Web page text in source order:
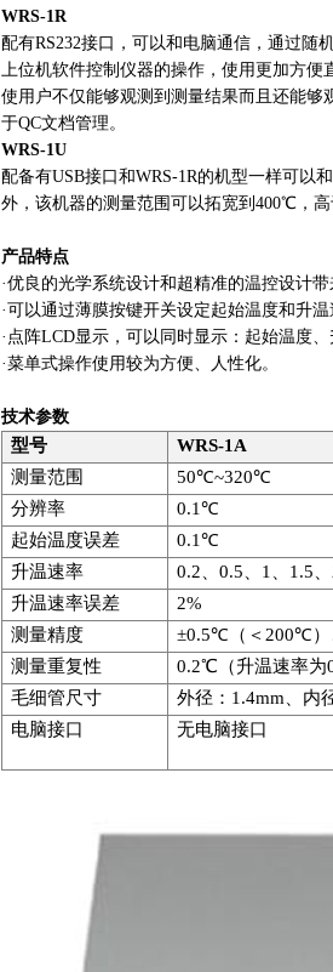
WRS-1R
配有RS232接口，可以和电脑通信，通过随
上位机软件控制仪器的操作，使用更加方
使用户不仅能够观测到测量结果而且还能
于QC文档管理。
WRS-1U
配备有USB接口和WRS-1R的机型一样可以
外，该机器的测量范围可以拓宽到400℃，高
产品特点
·优良的光学系统设计和超精准的温控设计
·可以通过薄膜按键开关设定起始温度和升
· 点阵LCD显示，可以同时显示：起始温度
·菜单式操作使用较为方便、人性化。
技术参数
型号
WRS-1A
测量范围
50℃~320℃
分辨率
0.1℃
起始温度误差
0.1℃
升温速率
0.2 、0.5 1 1.5
升温速率误差
2%
测量精度
±0.5℃（＜ 200℃）
测量重复性
0.2℃（升温速率为
毛细管尺寸
外径： 1.4mm 、内
电脑接口
无电脑接口